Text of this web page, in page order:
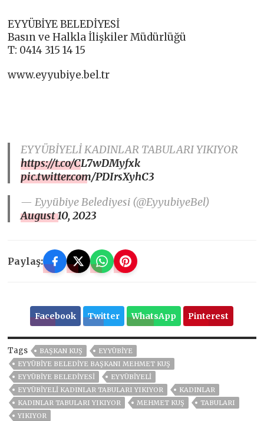
EYYÜBİYE BELEDİYESİ
Basın ve Halkla İlişkiler Müdürlüğü
T: 0414 315 14 15
www.eyyubiye.bel.tr
EYYÜBİYELİ KADINLAR TABULARI YIKIYOR
https://t.co/CL7wDMyfxk
pic.twitter.com/PDIrsXyhC3
— Eyyübiye Belediyesi (@EyyubiyeBel)
August 10, 2023
Paylaş:
Facebook Twitter WhatsApp Pinterest
Tags BAŞKAN KUŞ
EYYÜBİYE
EYYÜBIYE BELEDIYE BAŞKANI MEHMET KUŞ
EYYÜBİYE BELEDİYESİ
EYYÜBİYELİ
EYYÜBİYELİ KADINLAR TABULARI YIKIYOR
KADINLAR
KADINLAR TABULARI YIKIYOR
MEHMET KUŞ
TABULARI
YIKIYOR